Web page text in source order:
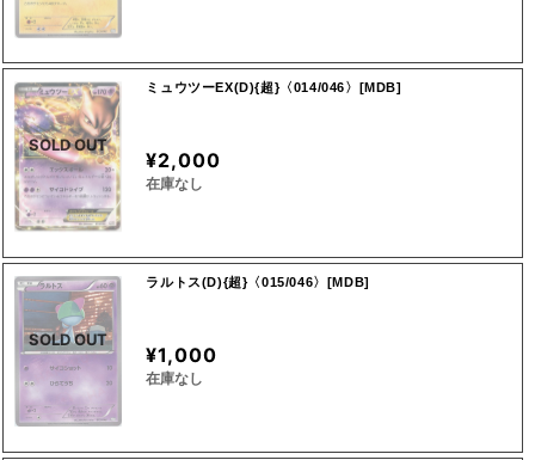
SOLD OUT
ミュウツーEX(D){超}〈014/046〉[MDB]
¥2,000
在庫なし
SOLD OUT
ラルトス(D){超}〈015/046〉[MDB]
¥1,000
在庫なし